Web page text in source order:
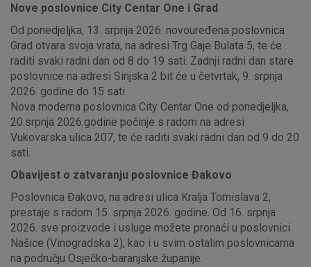
Nove poslovnice City Centar One i Grad
Od ponedjeljka, 13. srpnja 2026. novouređena poslovnica
Grad otvara svoja vrata, na adresi Trg Gaje Bulata 5, te će
raditi svaki radni dan od 8 do 19 sati. Zadnji radni dan stare
poslovnice na adresi Sinjska 2 bit će u četvrtak, 9. srpnja
2026. godine do 15 sati.
Nova moderna poslovnica City Centar One od ponedjeljka,
20.srpnja 2026.godine počinje s radom na adresi
Vukovarska ulica 207, te će raditi svaki radni dan od 9 do 20
sati.
Obavijest o zatvaranju poslovnice Đakovo
Poslovnica Đakovo, na adresi ulica Kralja Tomislava 2,
prestaje s radom 15. srpnja 2026. godine. Od 16. srpnja
2026. sve proizvode i usluge možete pronaći u poslovnici
Našice (Vinogradska 2), kao i u svim ostalim poslovnicama
na području Osječko-baranjske županije.